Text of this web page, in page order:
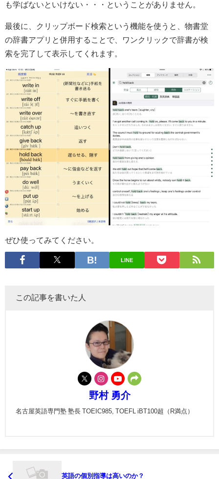
も学ばないといけない・・・ということがありません。
最後に、クリップボード検索という機能を使うと、物書堂
の辞書アプリと併用することで、ワンクリックで辞書が検
索を完了して表示してくれます。
ぜひ使ってみてください。
LINE
この記事を書いた人
野村 勇介
名古屋英語専門塾 塾長 TOEIC985, TOEFL iBT100超（R満点）
英語の個別指導は高いのか？